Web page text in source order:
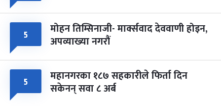
५ मोहन तिम्सिनाजी- मार्क्सवाद देववाणी होइन,
अपव्याख्या नगरौं
५ महानगरका १८७ सहकारीले फिर्ता दिन
सकेनन् सवा ८ अर्ब